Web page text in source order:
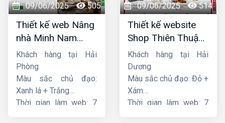
09/06/2025 505
Thiết kế web Nâng
nhà Minh Nam
Hoàng
Khách hàng tại Hải
Phòng
Màu sắc chủ đạo:
Xanh lá + Trắng
Thời gian làm web: 7
09/06/2025 514
Thiết kế website
Shop Thiên Thuận
Phát
Khách hàng tại Hải
Dương
Màu sắc chủ đạo: Đỏ +
Xám
Thời gian làm web: 7